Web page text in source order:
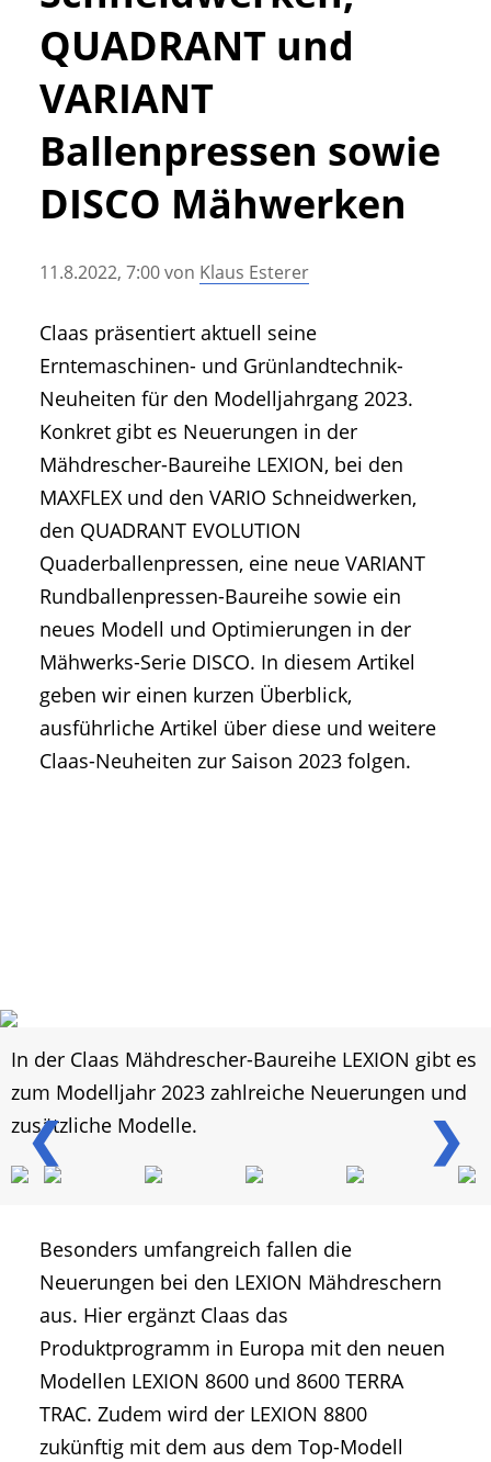
• Messen und Veranstaltungen
• Mitteilung der Redaktion
• Agritechnica Neuheiten Archiv
• Artikel nach Hersteller/Marke
QUADRANT und
VARIANT
Ballenpressen sowie
DISCO Mähwerken
11.8.2022, 7:00von Klaus Esterer
Claas präsentiert aktuell seine
Erntemaschinen- und Grünlandtechnik-
Neuheiten für den Modelljahrgang 2023.
Konkret gibt es Neuerungen in der
Mähdrescher-Baureihe LEXION, bei den
MAXFLEX und den VARIO Schneidwerken,
den QUADRANT EVOLUTION
Quaderballenpressen, eine neue VARIANT
Rundballenpressen-Baureihe sowie ein
neues Modell und Optimierungen in der
Mähwerks-Serie DISCO. In diesem Artikel
geben wir einen kurzen Überblick,
ausführliche Artikel über diese und weitere
Claas-Neuheiten zur Saison 2023 folgen.
❮ ❯
In der Claas Mähdrescher-Baureihe LEXION gibt es
zum Modelljahr 2023 zahlreiche Neuerungen und
zusätzliche Modelle.
Besonders umfangreich fallen die
Neuerungen bei den LEXION Mähdreschern
aus. Hier ergänzt Claas das
Produktprogramm in Europa mit den neuen
Modellen LEXION 8600 und 8600 TERRA
TRAC. Zudem wird der LEXION 8800
zukünftig mit dem aus dem Top-Modell